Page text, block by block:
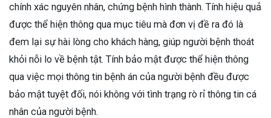
chính xác nguyên nhân, chứng bệnh hình thành. Tính hiệu quả
được thể hiện thông qua mục tiêu mà đơn vị đề ra đó là
đem lại sự hài lòng cho khách hàng, giúp người bệnh thoát
khỏi nỗi lo về bệnh tật. Tính bảo mật được thể hiện thông
qua việc mọi thông tin bệnh án của người bệnh đều được
bảo mật tuyệt đối, nói không với tình trạng rò rỉ thông tin cá
nhân của người bệnh.